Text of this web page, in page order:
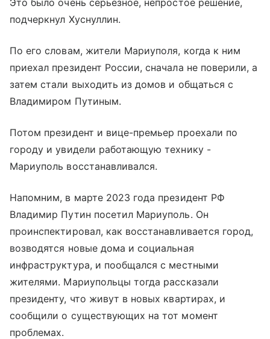
подчеркнул Хуснуллин.
По его словам, жители Мариуполя, когда к ним
приехал президент России, сначала не поверили, а
затем стали выходить из домов и общаться с
Владимиром Путиным.
Потом президент и вице-премьер проехали по
городу и увидели работающую технику -
Мариуполь восстанавливался.
Напомним, в марте 2023 года президент РФ
Владимир Путин посетил Мариуполь. Он
проинспектировал, как восстанавливается город,
возводятся новые дома и социальная
инфраструктура, и пообщался с местными
жителями. Мариупольцы тогда рассказали
президенту, что живут в новых квартирах, и
сообщили о существующих на тот момент
проблемах.